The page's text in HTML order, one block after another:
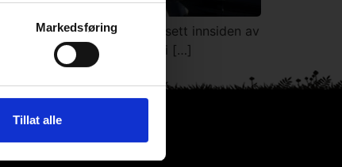
Markedsføring
Tillat alle
og han har aldri sett innsiden av
aldri satt mine bein inne i […]